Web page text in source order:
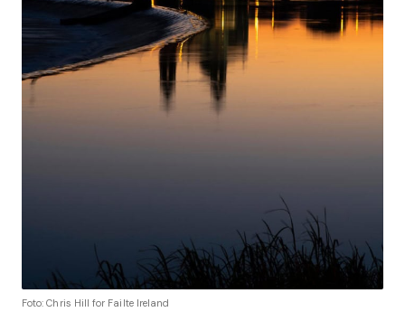
Foto: Chris Hill for Failte Ireland